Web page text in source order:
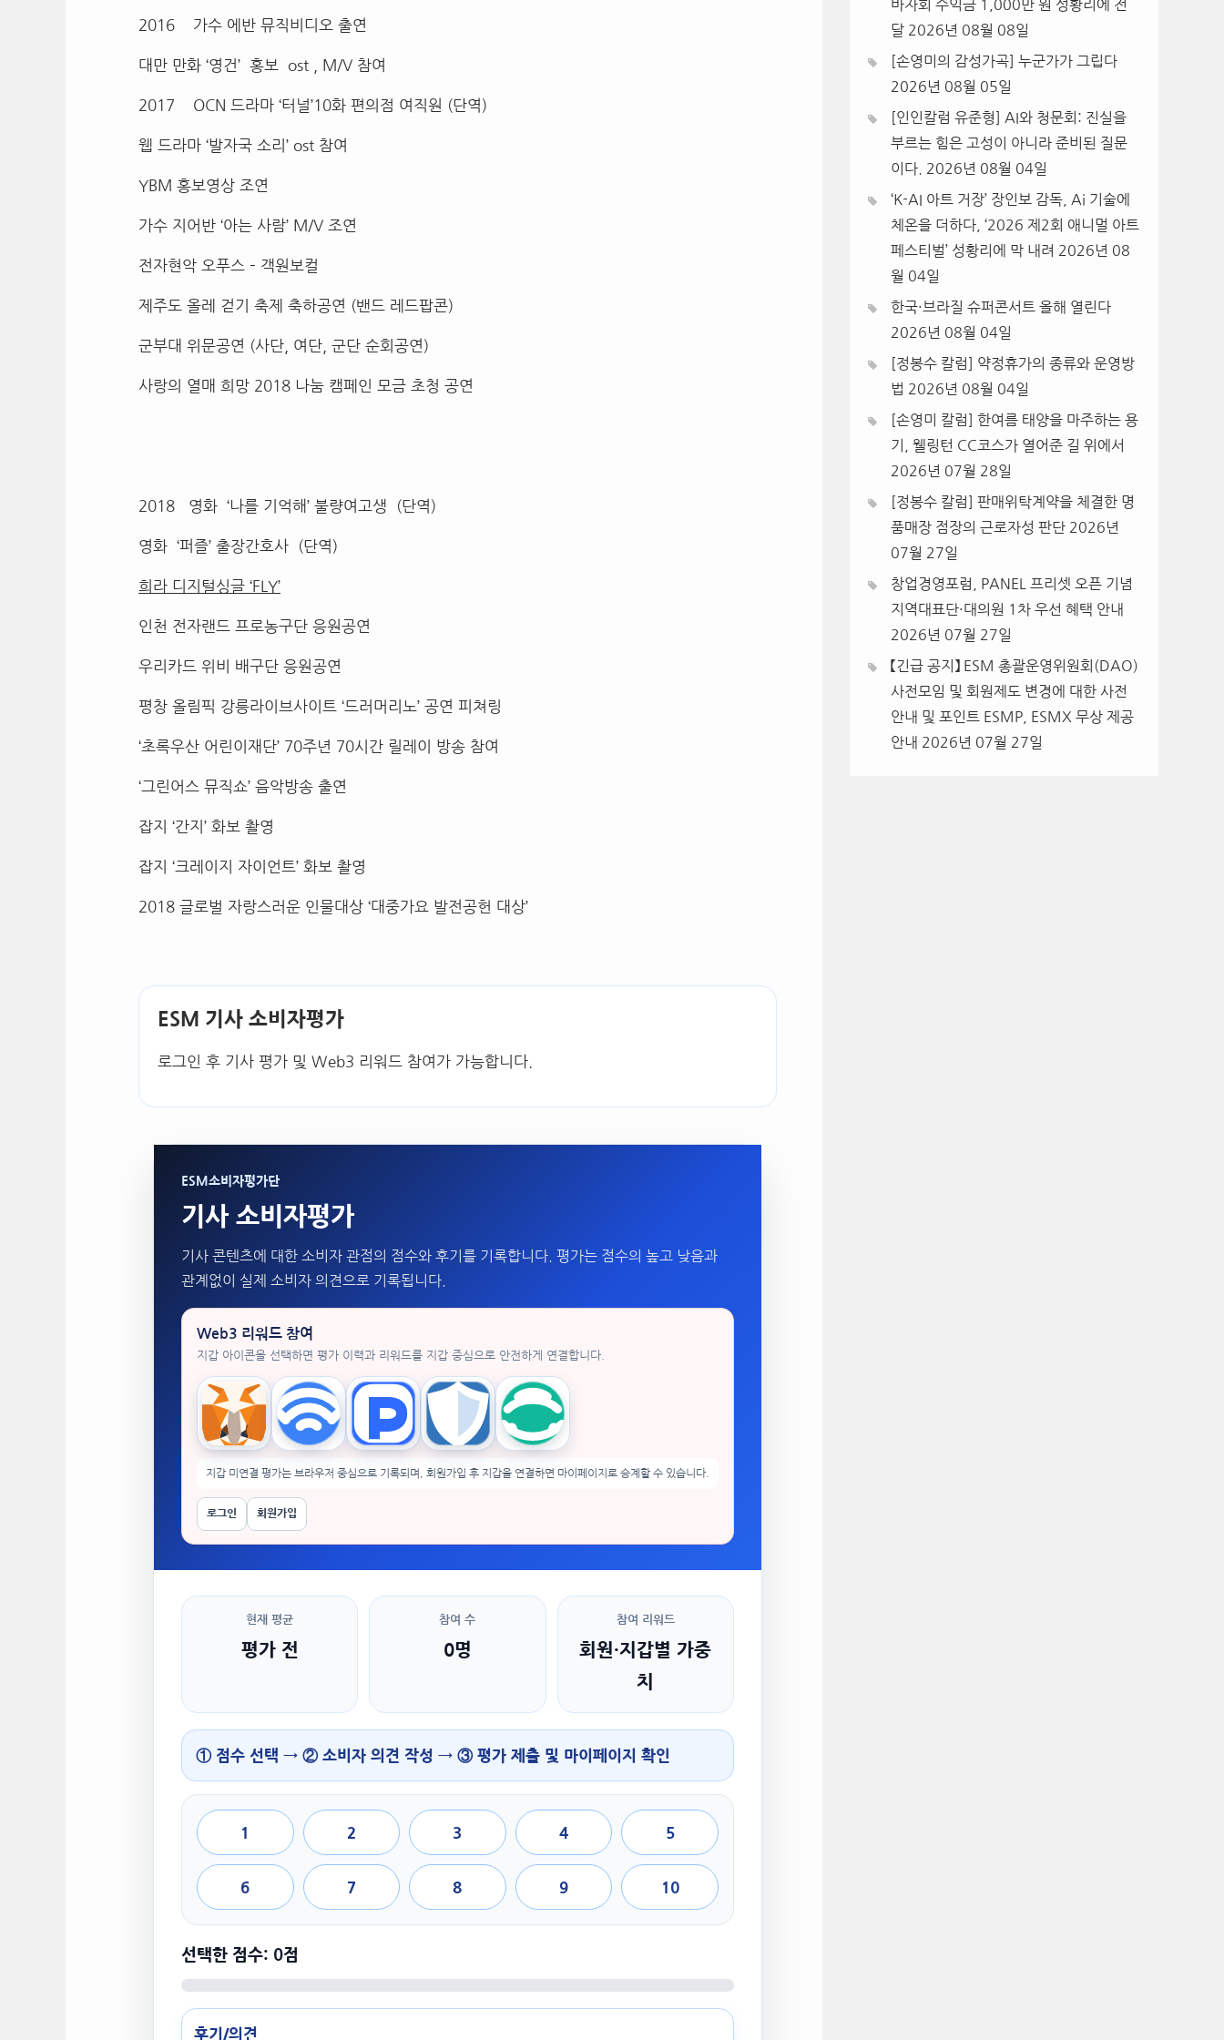
2016 가수 에반 뮤직비디오 출연
대만 만화 ‘영건’ 홍보 ost , M/V 참여
2017 OCN 드라마 ‘터널’10화 편의점 여직원 (단역)
웹 드라마 ‘발자국 소리’ ost 참여
YBM 홍보영상 조연
가수 지어반 ‘아는 사람’ M/V 조연
전자현악 오푸스 – 객원보컬
제주도 올레 걷기 축제 축하공연 (밴드 레드팝콘)
군부대 위문공연 (사단, 여단, 군단 순회공연)
사랑의 열매 희망 2018 나눔 캠페인 모금 초청 공연
2018 영화 ‘나를 기억해’ 불량여고생 (단역)
영화 ‘퍼즐’ 출장간호사 (단역)
희라 디지털싱글 ‘FLY’
인천 전자랜드 프로농구단 응원공연
우리카드 위비 배구단 응원공연
평창 올림픽 강릉라이브사이트 ‘드러머리노’ 공연 피쳐링
‘초록우산 어린이재단’ 70주년 70시간 릴레이 방송 참여
‘그린어스 뮤직쇼’ 음악방송 출연
잡지 ‘간지’ 화보 촬영
잡지 ‘크레이지 자이언트’ 화보 촬영
2018 글로벌 자랑스러운 인물대상 ‘대중가요 발전공헌 대상’
ESM 기사 소비자평가
로그인 후 기사 평가 및 Web3 리워드 참여가 가능합니다.
ESM소비자평가단
기사 소비자평가
기사 콘텐츠에 대한 소비자 관점의 점수와 후기를 기록합니다. 평가는 점수의 높고 낮음과
관계없이 실제 소비자 의견으로 기록됩니다.
Web3 리워드 참여
지갑 아이콘을 선택하면 평가 이력과 리워드를 지갑 중심으로 안전하게 연결합니다.
MetaMask WalletConnectTokenPocket Trust Wallet imToken
지갑 미연결 평가는 브라우저 중심으로 기록되며, 회원가입 후 지갑을 연결하면 마이페이지로 승계할 수 있습니다.
로그인 회원가입
현재 평균
평가 전
참여 수
0명
참여 리워드
회원·지갑별 가중
치
① 점수 선택 → ② 소비자 의견 작성 → ③ 평가 제출 및 마이페이지 확인
1 2 3 4 5
6 7 8 9 10
선택한 점수: 0점
후기/의견
바자회 수익금 1,000만 원 성황리에 전
달 2026년 08월 08일
[손영미의 감성가곡] 누군가가 그립다
2026년 08월 05일
[인인칼럼 유준형] AI와 청문회: 진실을
부르는 힘은 고성이 아니라 준비된 질문
이다.
2026년 08월 04일
‘K-AI 아트 거장’ 장인보 감독, Ai 기술에
체온을 더하다, ‘2026 제2회 애니멀 아트
페스티벌’ 성황리에 막 내려 2026년 08
월 04일
한국·브라질 슈퍼콘서트 올해 열린다
2026년 08월 04일
[정봉수 칼럼] 약정휴가의 종류와 운영방
법 2026년 08월 04일
[손영미 칼럼] 한여름 태양을 마주하는 용
기, 웰링턴 CC코스가 열어준 길 위에서
2026년 07월 28일
[정봉수 칼럼] 판매위탁계약을 체결한 명
품매장 점장의 근로자성 판단 2026년
07월 27일
창업경영포럼, PANEL 프리셋 오픈 기념
지역대표단·대의원 1차 우선 혜택 안내
2026년 07월 27일
【긴급 공지】 ESM 총괄운영위원회(DAO)
사전모임 및 회원제도 변경에 대한 사전
안내 및 포인트 ESMP, ESMX 무상 제공
안내 2026년 07월 27일